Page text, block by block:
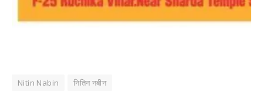
Nitin Nabin नितिन नबीन